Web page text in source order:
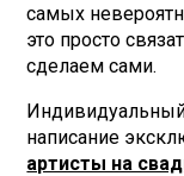
самых
это просто
сделаем сами.
написание
артисты на